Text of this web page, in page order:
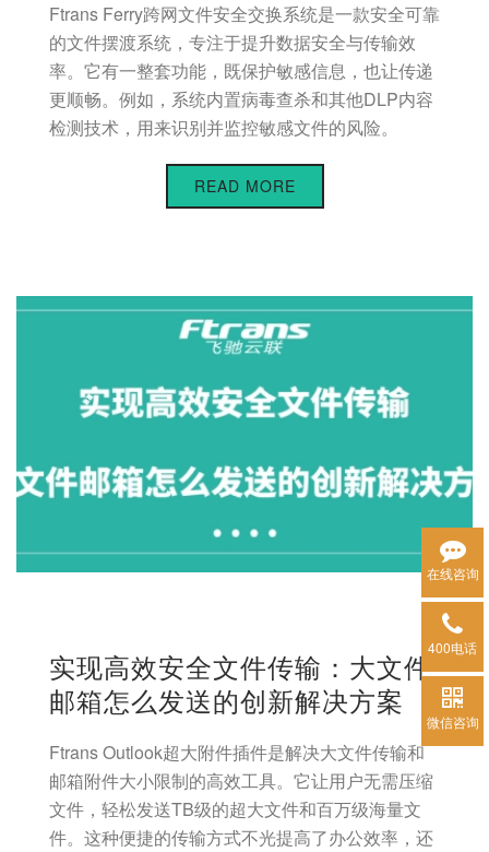
Ftrans Ferry跨网文件安全交换系统是一款安全可靠
的文件摆渡系统，专注于提升数据安全与传输效
率。它有一整套功能，既保护敏感信息，也让传递
更顺畅。例如，系统内置病毒查杀和其他DLP内容
检测技术，用来识别并监控敏感文件的风险。
READ MORE
实现高效安全文件传输：大文件
邮箱怎么发送的创新解决方案
Ftrans Outlook超大附件插件是解决大文件传输和
邮箱附件大小限制的高效工具。它让用户无需压缩
文件，轻松发送TB级的超大文件和百万级海量文
件。这种便捷的传输方式不光提高了办公效率，还
在线咨询
400电话
微信咨询